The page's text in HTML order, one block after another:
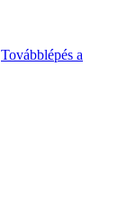
Továbblépés a